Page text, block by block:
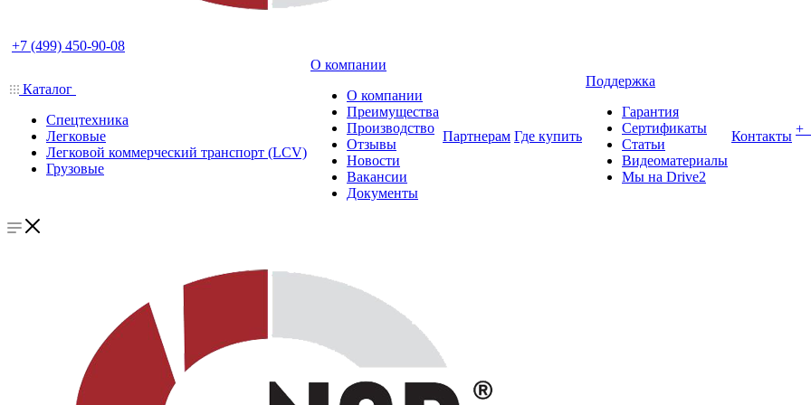
+7 (499) 450-90-08
Каталог
Спецтехника
Легковые
Легковой коммерческий транспорт (LCV)
Грузовые
О компании
О компании
Преимущества
Производство
Отзывы
Новости
Вакансии
Документы
Партнерам Где купить
Поддержка
Гарантия
Сертификаты
Статьи
Видеоматериалы
Мы на Drive2
Контакты +